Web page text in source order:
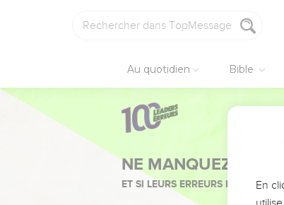
Au quotidien Bible
NE MANQUEZ PAS
ET SI LEURS ERREURS
En